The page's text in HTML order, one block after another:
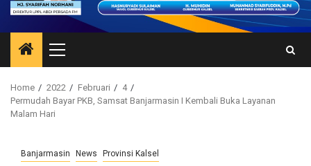
Primary
Menu
Home 2022 Februari
4
Permudah Bayar PKB, Samsat Banjarmasin I Kembali Buka Layanan
Malam Hari
Banjarmasin News Provinsi Kalsel